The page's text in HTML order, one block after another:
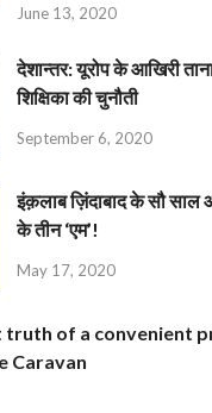
June 13, 2020
देशान्‍तर: यूरोप के आखिरी
शिक्षिका की चुनौती
September 6, 2020
इंक़लाब ज़िंदाबाद के सौ साल
के तीन ‘एम’!
May 17, 2020
truth of a convenient
Caravan